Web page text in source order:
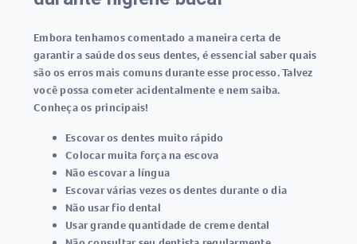
Embora tenhamos comentado a maneira certa de
garantir a saúde dos seus dentes, é essencial saber quais
são os erros mais comuns durante esse processo. Talvez
você possa cometer acidentalmente e nem saiba.
Conheça os principais!
Escovar os dentes muito rápido
Colocar muita força na escova
Não escovar a língua
Escovar várias vezes os dentes durante o dia
Não usar fio dental
Usar grande quantidade de creme dental